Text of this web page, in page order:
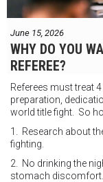
June 15, 2026
WHY DO YOU
REFEREE?
Referees must treat
preparation,
world title fight. So
1. Research about
fighting.
2. No drinking the
stomach discomfort.